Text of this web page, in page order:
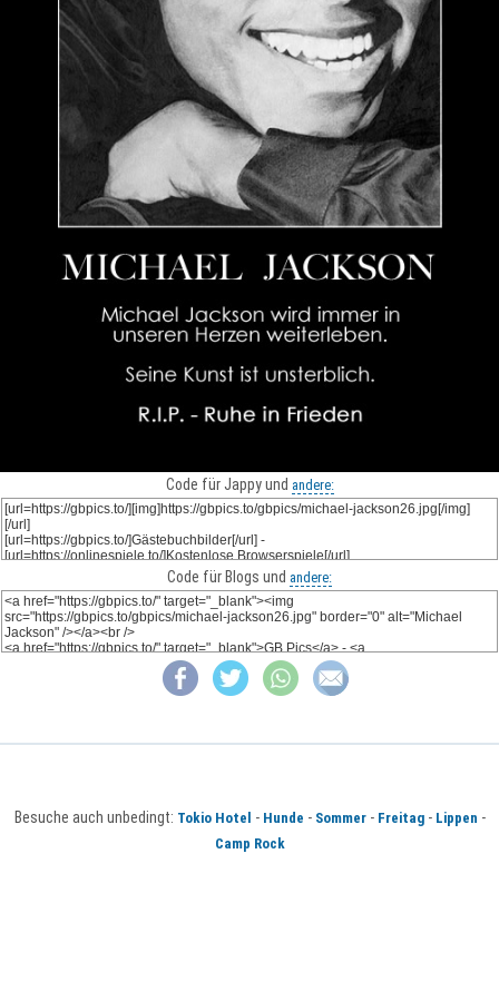
Code für Jappy und andere:
Code für Blogs und andere:
Besuche auch unbedingt: Tokio Hotel - Hunde - Sommer- Freitag- Lippen -
Camp Rock